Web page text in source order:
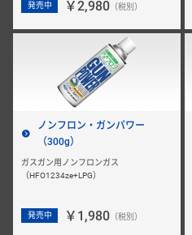
発売中 ￥2,980 （税別）
ノンフロン・ガンパワー
（300g）
ガスガン用ノンフロンガス
（HFO1234ze+LPG）
発売中 ￥1,980 （税別）